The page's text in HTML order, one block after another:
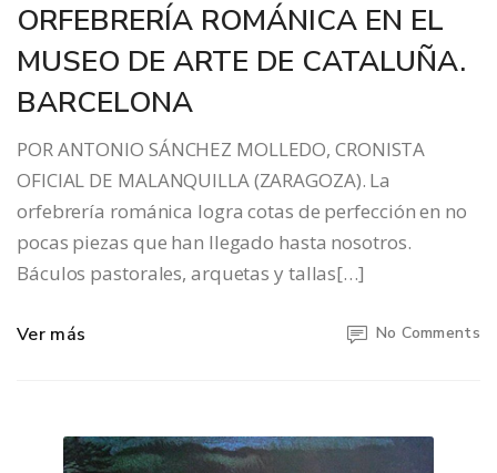
ORFEBRERÍA ROMÁNICA EN EL
MUSEO DE ARTE DE CATALUÑA.
BARCELONA
POR ANTONIO SÁNCHEZ MOLLEDO, CRONISTA
OFICIAL DE MALANQUILLA (ZARAGOZA). La
orfebrería románica logra cotas de perfección en no
pocas piezas que han llegado hasta nosotros.
Báculos pastorales, arquetas y tallas[…]
Ver más No Comments